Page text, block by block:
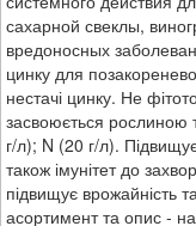
сахарной свеклы,
вредоносных
цинку для
нестачі цинку. Не
засвоюється рослиною
г/л); N (20 г/л).
також імунітет до
підвищує врожайність
асортимент та опис - на